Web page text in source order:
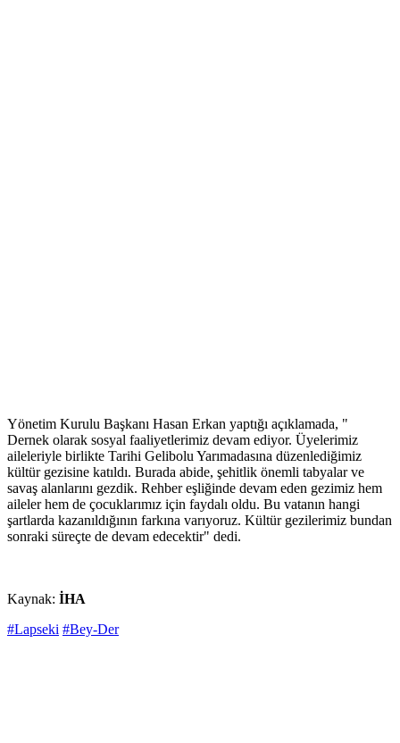
Yönetim Kurulu Başkanı Hasan Erkan yaptığı açıklamada, "
Dernek olarak sosyal faaliyetlerimiz devam ediyor. Üyelerimiz
aileleriyle birlikte Tarihi Gelibolu Yarımadasına düzenlediğimiz
kültür gezisine katıldı. Burada abide, şehitlik önemli tabyalar ve
savaş alanlarını gezdik. Rehber eşliğinde devam eden gezimiz hem
aileler hem de çocuklarımız için faydalı oldu. Bu vatanın hangi
şartlarda kazanıldığının farkına varıyoruz. Kültür gezilerimiz bundan
sonraki süreçte de devam edecektir" dedi.
Kaynak: İHA
#Lapseki #Bey-Der